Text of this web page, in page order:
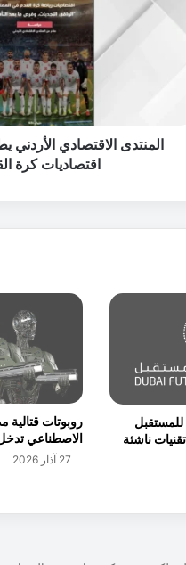
المنتدى الاقتصادي
اقتصاديات كرة
للمستقبل
تقرير أفضل 10 تقنيات ناشئة
روبوتات قتالية
الاصطناعي
27 آذار 2026